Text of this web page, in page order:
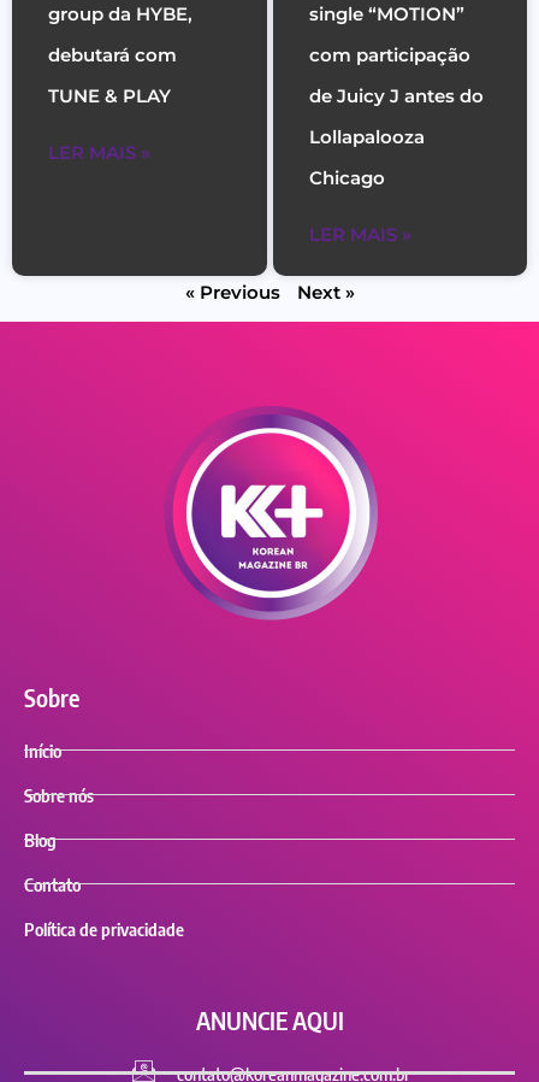
group da HYBE,
debutará com
TUNE & PLAY
LER MAIS »
single “MOTION”
com participação
de Juicy J antes do
Lollapalooza
Chicago
LER MAIS »
« Previous Next »
Sobre
Início
Sobre nós
Blog
Contato
Política de privacidade
ANUNCIE AQUI
contato@koreanmagazine.com.br